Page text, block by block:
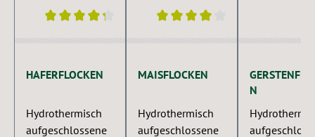
HAFERFLOCKEN
Hydrothermisch
aufgeschlossene
MAISFLOCKEN
Hydrothermisch
aufgeschlossene
N